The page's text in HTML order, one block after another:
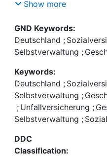
Beschäftigten und
wichtiger Bestandteil der
Wiederherstellung,
sind die Dynamiken
Show more
GND Keywords:
Deutschland ;
Selbstverwaltung ;
Keywords:
Deutschland ;
Selbstverwaltung ;
; Unfallversicherung ;
Selbstverwaltung ;
DDC
Classification: